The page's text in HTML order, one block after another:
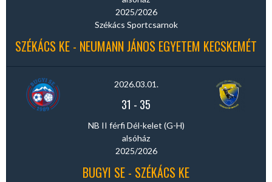
2025/2026
Székács Sportcsarnok
SZÉKÁCS KE - NEUMANN JÁNOS EGYETEM KECSKEMÉT
2026.03.01.
31 - 35
NB II férfi Dél-kelet (G-H)
alsóház
2025/2026
BUGYI SE - SZÉKÁCS KE